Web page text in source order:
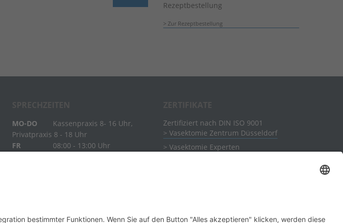
Rezeptbestellung
Zur Rezeptbestellung
MO-DO
Kassenpraxis 8- 16 Uhr,
Privatpraxis 8 - 18 Uhr
FR
08:00 - 13:00 Uhr
Zertifiziert nach DIN ISO 9001
Vasektomie Zentrum Düsseldorf
Vasektomie Experten